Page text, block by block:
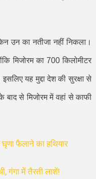
उन का नतीजा नहीं निकला।
मिजोरम का 700किलोमीटर
यह मुद्दा देश की सुरक्षा से
बाद से मिजोरम में वहां से काफी
घृणा फैलाने का हथियार
गंगा में तैरती लाशें!